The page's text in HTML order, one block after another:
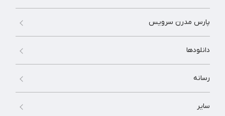
پارس مدرن سرویس
دانلودها
رسانه
سایر